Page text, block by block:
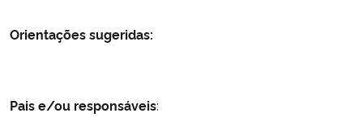
Orientações sugeridas:
Pais e/ou responsáveis: